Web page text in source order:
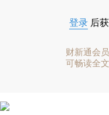
登录 后
财新通会员
可畅读全文